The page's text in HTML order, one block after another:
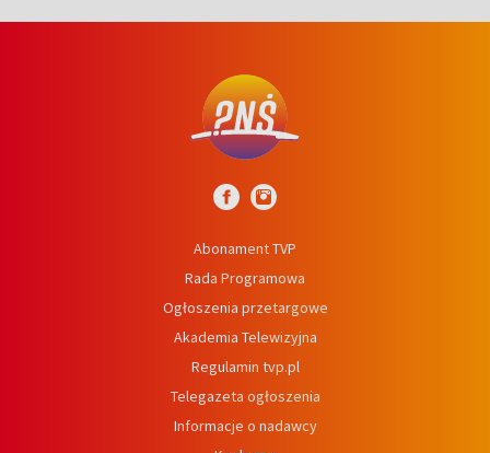
Abonament TVP
Rada Programowa
Ogłoszenia przetargowe
Akademia Telewizyjna
Regulamin tvp.pl
Telegazeta ogłoszenia
Informacje o nadawcy